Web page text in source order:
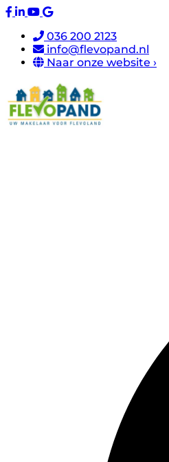
036 200 2123
info@flevopand.nl
Naar onze website ›